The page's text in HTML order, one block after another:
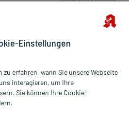
ggf. zzgl. Versandkosten
werden ausschließlich für
Einstellungen
zu erfahren, wann Sie unsere Webseite
interagieren, um Ihre
Sie können Ihre Cookie-